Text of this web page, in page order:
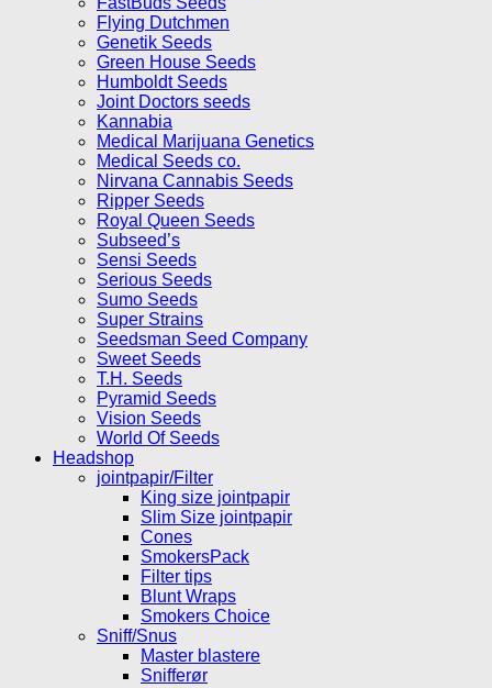
Flying Dutchmen
Genetik Seeds
Green House Seeds
Humboldt Seeds
Joint Doctors seeds
Kannabia
Medical Marijuana Genetics
Medical Seeds co.
Nirvana Cannabis Seeds
Ripper Seeds
Royal Queen Seeds
Subseed’s
Sensi Seeds
Serious Seeds
Sumo Seeds
Super Strains
Seedsman Seed Company
Sweet Seeds
T.H. Seeds
Pyramid Seeds
Vision Seeds
World Of Seeds
Headshop
jointpapir/Filter
King size jointpapir
Slim Size jointpapir
Cones
SmokersPack
Filter tips
Blunt Wraps
Smokers Choice
Sniff/Snus
Master blastere
Snifferør